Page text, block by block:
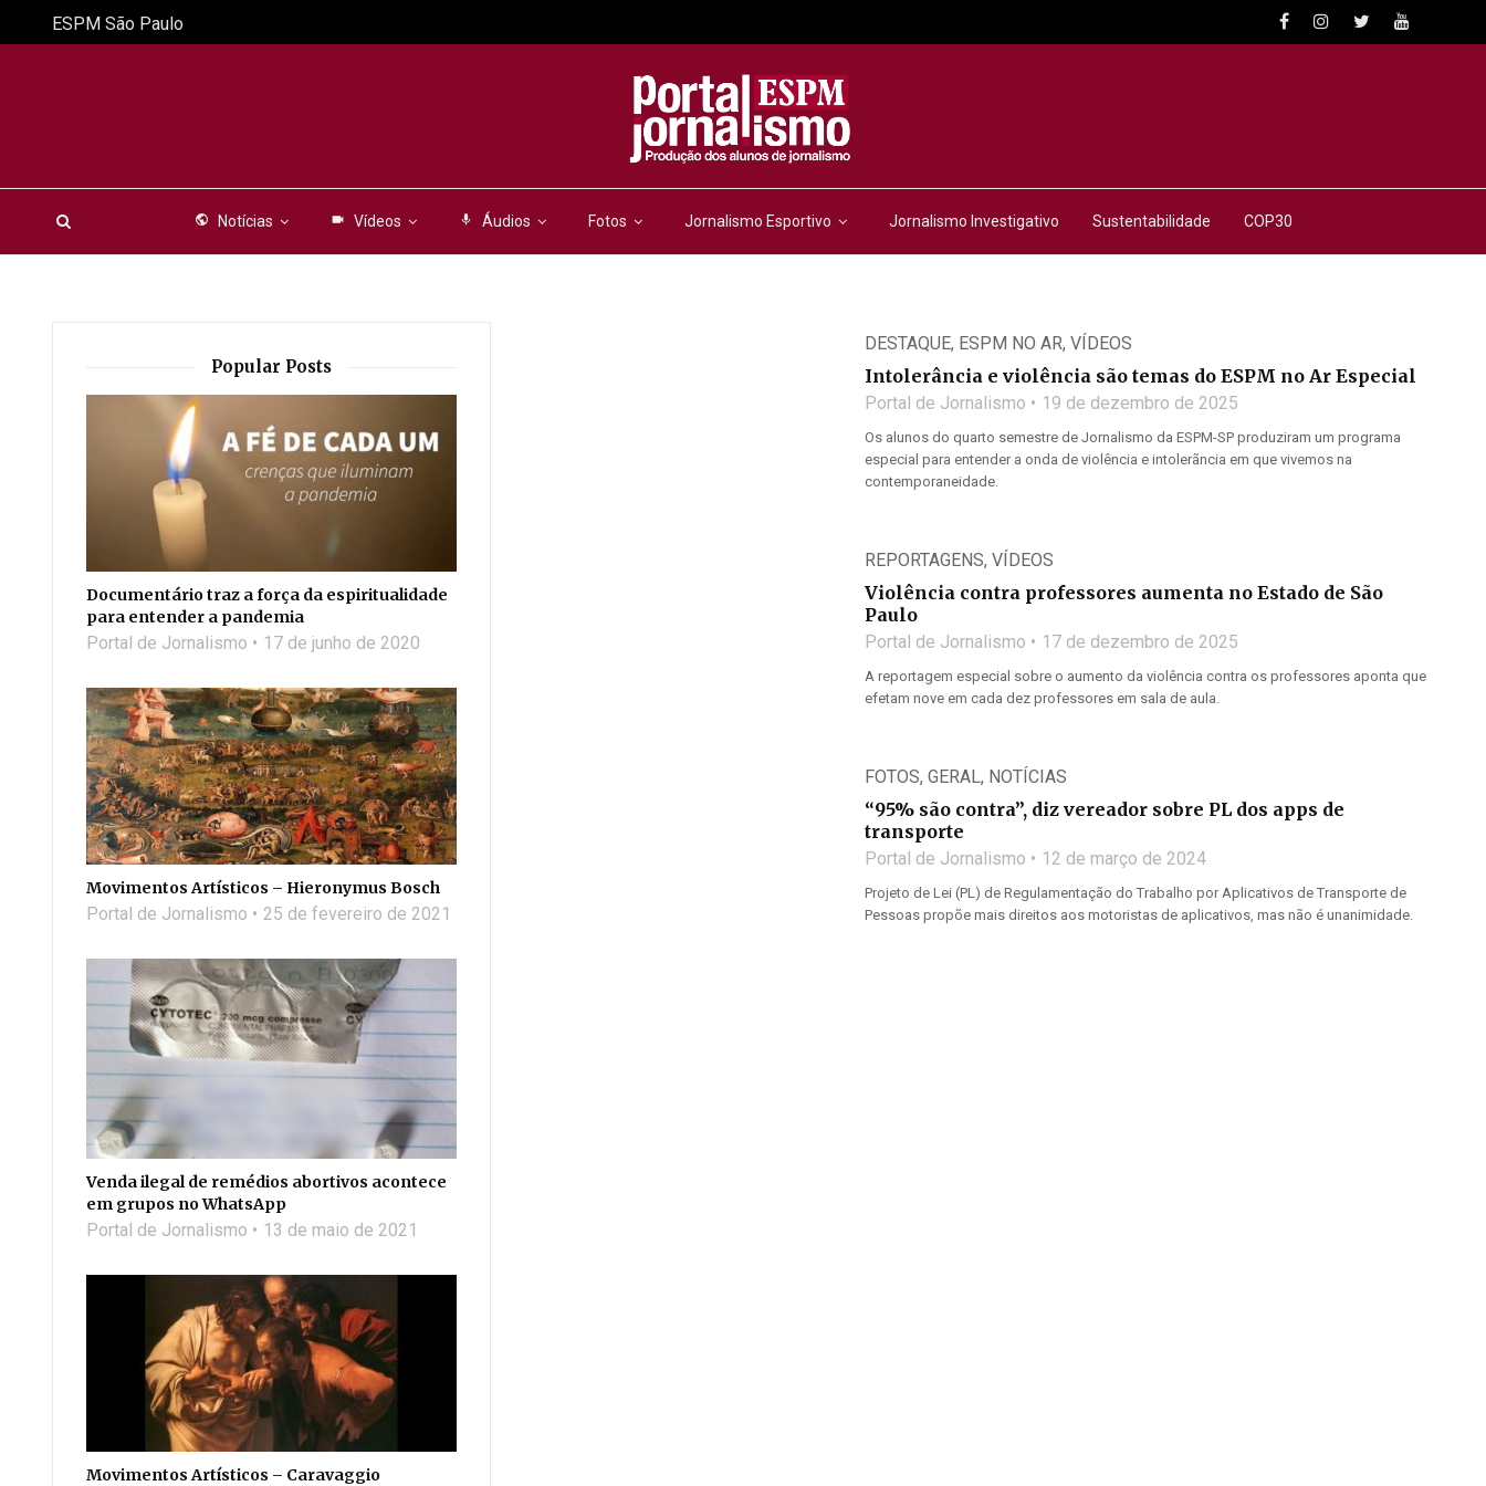
public Notícias videocam Vídeos mic Áudios Fotos Jornalismo Esportivo Jornalismo Investigativo Sustentabilidade COP30
ESPM São Paulo
DESTAQUE, ESPM NO AR, VÍDEOS
Intolerância e violência são temas do ESPM no Ar Especial
Portal de Jornalismo 19 de dezembro de 2025
Os alunos do quarto semestre de Jornalismo da ESPM-SP produziram um programa
especial para entender a onda de violência e intolerãncia em que vivemos na
contemporaneidade.
REPORTAGENS, VÍDEOS
Violência contra professores aumenta no Estado de São
Paulo
Portal de Jornalismo 17 de dezembro de 2025
A reportagem especial sobre o aumento da violência contra os professores aponta que
efetam nove em cada dez professores em sala de aula.
FOTOS, GERAL, NOTÍCIAS
“95% são contra”, diz vereador sobre PL dos apps de
transporte
Portal de Jornalismo 12 de março de 2024
Projeto de Lei (PL) de Regulamentação do Trabalho por Aplicativos de Transporte de
Pessoas propõe mais direitos aos motoristas de aplicativos, mas não é unanimidade.
Popular Posts
Documentário traz a força da espiritualidade
para entender a pandemia
Portal de Jornalismo 17 de junho de 2020
Movimentos Artísticos – Hieronymus Bosch
Portal de Jornalismo 25 de fevereiro de 2021
Venda ilegal de remédios abortivos acontece
em grupos no WhatsApp
Portal de Jornalismo 13 de maio de 2021
Movimentos Artísticos – Caravaggio